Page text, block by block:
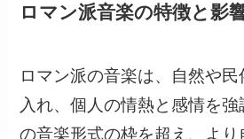
ロマン派音楽の特徴と影
ロマン派の音楽は、自然や民
入れ、個人の情熱と感情を
の音楽形式の枠を超え、よ